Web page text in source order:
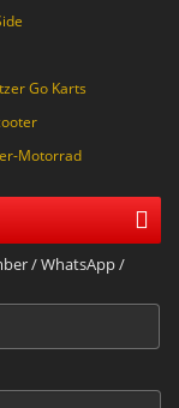
Go Karts
Motorrad
/ WhatsApp /